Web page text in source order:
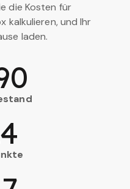
die Kosten für
kalkulieren, und Ihr
laden.